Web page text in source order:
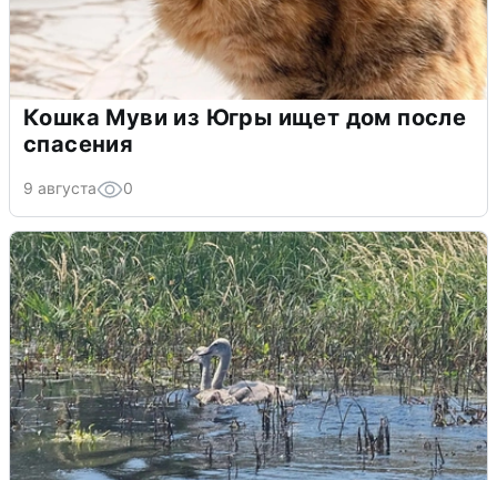
Кошка Муви из Югры ищет дом после
спасения
9 августа 0